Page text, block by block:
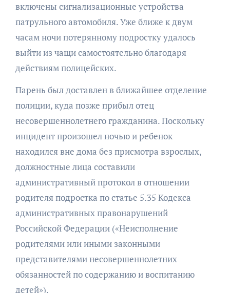
включены сигнализационные устройства
патрульного автомобиля. Уже ближе к двум
часам ночи потерянному подростку удалось
выйти из чащи самостоятельно благодаря
действиям полицейских.
Парень был доставлен в ближайшее отделение
полиции, куда позже прибыл отец
несовершеннолетнего гражданина. Поскольку
инцидент произошел ночью и ребенок
находился вне дома без присмотра взрослых,
должностные лица составили
административный протокол в отношении
родителя подростка по статье 5.35 Кодекса
административных правонарушений
Российской Федерации («Неисполнение
родителями или иными законными
представителями несовершеннолетних
обязанностей по содержанию и воспитанию
детей»).